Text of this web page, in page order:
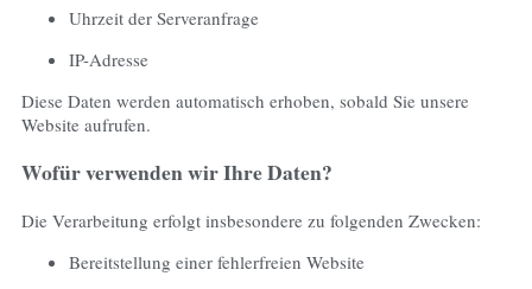
Uhrzeit der Serveranfrage
IP-Adresse
Diese Daten werden automatisch erhoben, sobald Sie unsere
Website aufrufen.
Wofür verwenden wir Ihre Daten?
Die Verarbeitung erfolgt insbesondere zu folgenden Zwecken:
Bereitstellung einer fehlerfreien Website